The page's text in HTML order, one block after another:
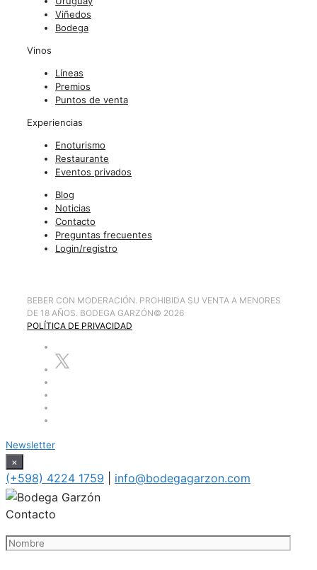
Viñedos
Bodega
Vinos
Líneas
Premios
Puntos de venta
Experiencias
Enoturismo
Restaurante
Eventos privados
Blog
Noticias
Contacto
Preguntas frecuentes
Login/registro
BEBER CON MODERACIÓN. PROHIBIDA SU VENTA A MENORES
DE 18 AÑOS. BODEGA GARZÓN© 2026
POLÍTICA DE PRIVACIDAD
Newsletter
×
(+598) 4224 1759 info@bodegagarzon.com
Contacto